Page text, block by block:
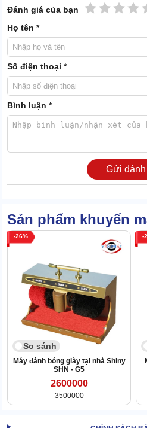
Bình đựng xi 200ml, có nắp đậy để
xi khô cứng. Đầu lấy hóa chất
hoạt động tương tự như chiếc bút bi
để cọ và loại bỏ các vết bẩn lớn.
tròn, không cần tác động thủ công,
Trong khoang đánh giày có mắt
liệu giày và điều khiển chổi xoay.
máy, thiết bị sẽ không hoạt động, rất
Đánh giá của bạn 4
3 sao
2 sao
1 sao
Họ tên *
Số điện thoại *
Bình luận *
Gửi
Sản phẩm khuyến
26
So sánh
Máy đánh bóng giày tại nhà Shiny
SHN - G5
2600000
3500000